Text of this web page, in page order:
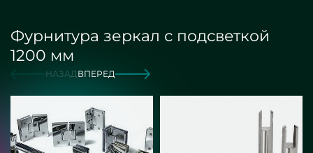
Фурнитура зеркал с подсветкой
1200 мм
НАЗАДВПЕРЕД